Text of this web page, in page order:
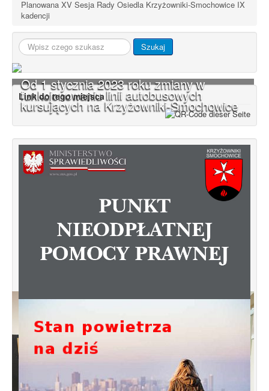
Od 1 stycznia 2023 roku zmiany w
funkcjonowaniu linii autobusowych
kursujących na Krzyżowniki-Smochowice
Planowana XV Sesja Rady Osiedla Krzyżowniki-Smochowice IX
kadencji
Szukaj... Szukaj
Link do tego miejsca